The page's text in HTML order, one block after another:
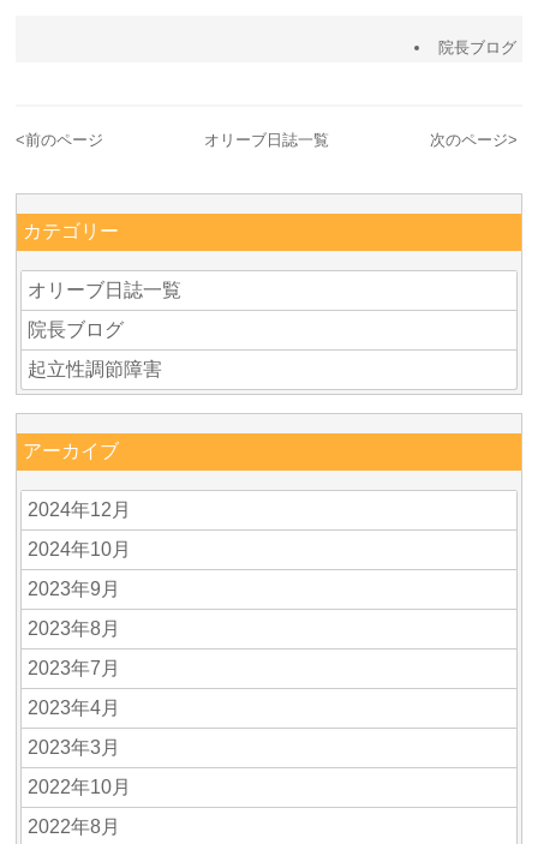
院長ブログ
<前のページ オリーブ日誌一覧 次のページ>
カテゴリー
オリーブ日誌一覧
院長ブログ
起立性調節障害
アーカイブ
2024年12月
2024年10月
2023年9月
2023年8月
2023年7月
2023年4月
2023年3月
2022年10月
2022年8月